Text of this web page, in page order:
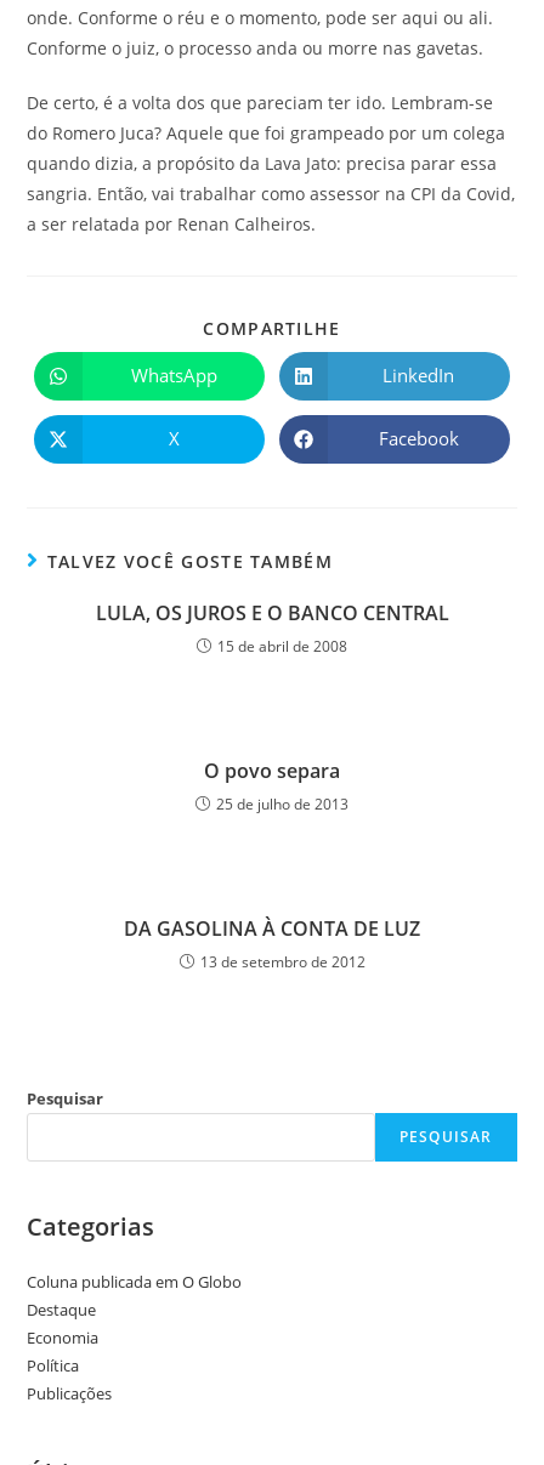
onde. Conforme o réu e o momento, pode ser aqui ou ali.
Conforme o juiz, o processo anda ou morre nas gavetas.
De certo, é a volta dos que pareciam ter ido. Lembram-se
do Romero Juca? Aquele que foi grampeado por um colega
quando dizia, a propósito da Lava Jato: precisa parar essa
sangria. Então, vai trabalhar como assessor na CPI da Covid,
a ser relatada por Renan Calheiros.
COMPARTILHE
WhatsApp LinkedIn
X Facebook
TALVEZ VOCÊ GOSTE TAMBÉM
LULA, OS JUROS E O BANCO CENTRAL
15 de abril de 2008
O povo separa
25 de julho de 2013
DA GASOLINA À CONTA DE LUZ
13 de setembro de 2012
Pesquisar
PESQUISAR
Categorias
Coluna publicada em O Globo
Destaque
Economia
Política
Publicações